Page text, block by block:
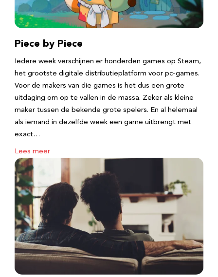
Piece by Piece
Iedere week verschijnen er honderden games op Steam,
het grootste digitale distributieplatform voor pc-games.
Voor de makers van die games is het dus een grote
uitdaging om op te vallen in de massa. Zeker als kleine
maker tussen de bekende grote spelers. En al helemaal
als iemand in dezelfde week een game uitbrengt met
exact…
Lees meer